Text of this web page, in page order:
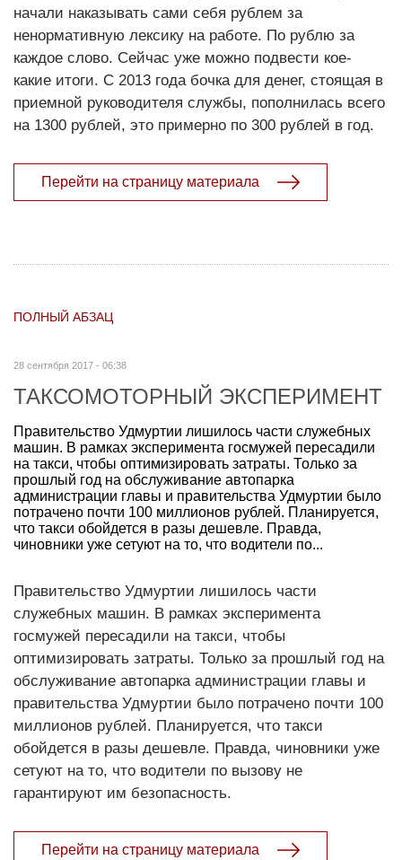
начали наказывать сами себя рублем за
ненормативную лексику на работе. По рублю за
каждое слово. Сейчас уже можно подвести кое-
какие итоги. С 2013 года бочка для денег, стоящая в
приемной руководителя службы, пополнилась всего
на 1300 рублей, это примерно по 300 рублей в год.
Перейти на страницу материала
ПОЛНЫЙ АБЗАЦ
28 сентября 2017 - 06:38
ТАКСОМОТОРНЫЙ ЭКСПЕРИМЕНТ
Правительство Удмуртии лишилось части служебных
машин. В рамках эксперимента госмужей пересадили
на такси, чтобы оптимизировать затраты. Только за
прошлый год на обслуживание автопарка
администрации главы и правительства Удмуртии было
потрачено почти 100 миллионов рублей. Планируется,
что такси обойдется в разы дешевле. Правда,
чиновники уже сетуют на то, что водители по...
Правительство Удмуртии лишилось части
служебных машин. В рамках эксперимента
госмужей пересадили на такси, чтобы
оптимизировать затраты. Только за прошлый год на
обслуживание автопарка администрации главы и
правительства Удмуртии было потрачено почти 100
миллионов рублей. Планируется, что такси
обойдется в разы дешевле. Правда, чиновники уже
сетуют на то, что водители по вызову не
гарантируют им безопасность.
Перейти на страницу материала